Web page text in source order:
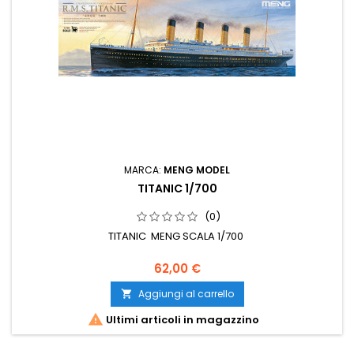
MARCA: MENG MODEL
TITANIC 1/700
(0)
TITANIC MENG SCALA 1/700
62,00 €
 Aggiungi al carrello
 Ultimi articoli in magazzino